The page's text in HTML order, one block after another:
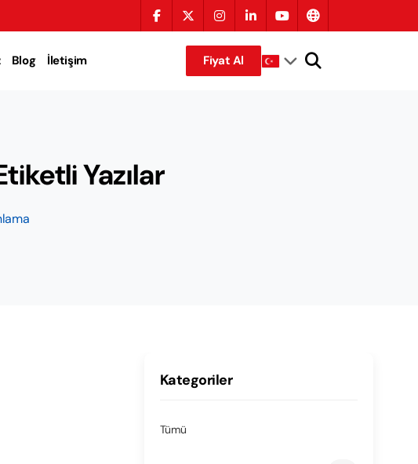
Blog İletişim Fiyat Al
Yazılar
Kategoriler
Tümü